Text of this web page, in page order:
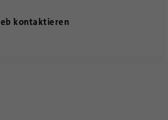
kontaktieren
Zeitpunkt der letzten